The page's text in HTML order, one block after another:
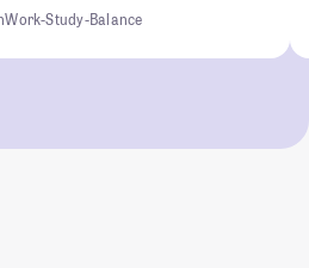
Work-Study-Balance